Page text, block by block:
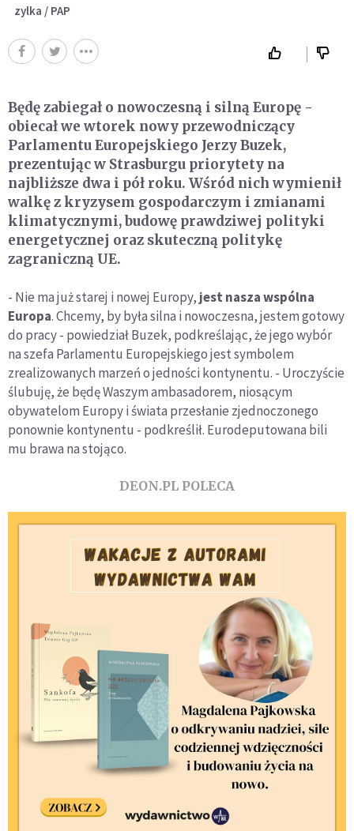
zylka / PAP
Będę zabiegał o nowoczesną i silną Europę -
obiecał we wtorek nowy przewodniczący
Parlamentu Europejskiego Jerzy Buzek,
prezentując w Strasburgu priorytety na
najbliższe dwa i pół roku. Wśród nich wymienił
walkę z kryzysem gospodarczym i zmianami
klimatycznymi, budowę prawdziwej polityki
energetycznej oraz skuteczną politykę
zagraniczną UE.
- Nie ma już starej i nowej Europy, jest nasza wspólna
Europa. Chcemy, by była silna i nowoczesna, jestem gotowy
do pracy - powiedział Buzek, podkreślając, że jego wybór
na szefa Parlamentu Europejskiego jest symbolem
zrealizowanych marzeń o jedności kontynentu. - Uroczyście
ślubuję, że będę Waszym ambasadorem, niosącym
obywatelom Europy i świata przesłanie zjednoczonego
ponownie kontynentu - podkreślił. Eurodeputowana bili
mu brawa na stojąco.
DEON.PL POLECA